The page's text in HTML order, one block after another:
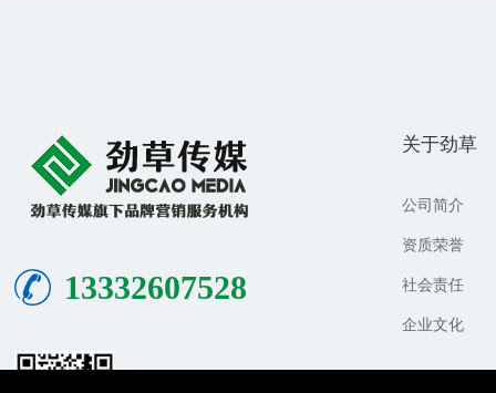
13332607528
关于劲草
公司简介
资质荣誉
社会责任
企业文化